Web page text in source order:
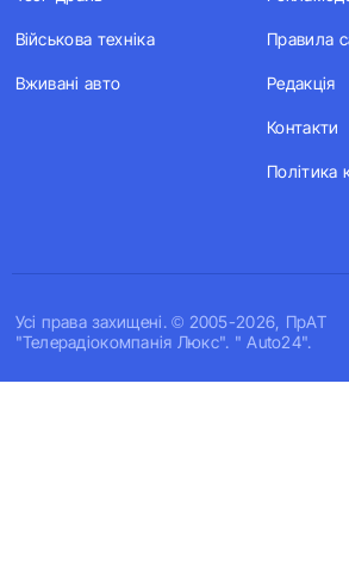
Усi права захищенi. © 2005-2026, ПрАТ
"Телерадіокомпанія Люкс". " Auto24".
Військова техніка
Вживані авто
Правила
Редакція
Контакти
Політика